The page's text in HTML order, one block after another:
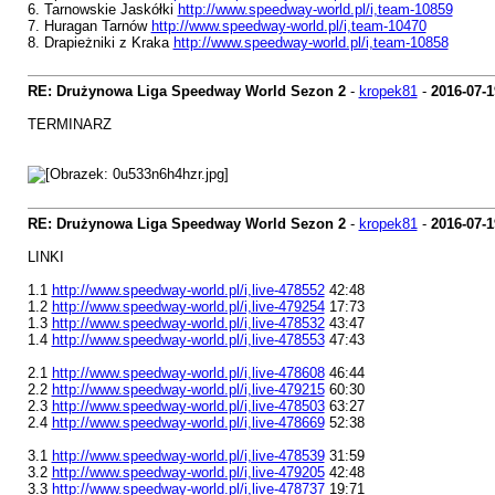
6. Tarnowskie Jaskółki http://www.speedway-world.pl/i,team-10859
7. Huragan Tarnów http://www.speedway-world.pl/i,team-10470
8. Drapieżniki z Kraka http://www.speedway-world.pl/i,team-10858
RE: Drużynowa Liga Speedway World Sezon 2- kropek81- 2016-07-
TERMINARZ
RE: Drużynowa Liga Speedway World Sezon 2- kropek81- 2016-07-
LINKI
1.1 http://www.speedway-world.pl/i,live-47855242:48
1.2 http://www.speedway-world.pl/i,live-47925417:73
1.3 http://www.speedway-world.pl/i,live-47853243:47
1.4 http://www.speedway-world.pl/i,live-47855347:43
2.1 http://www.speedway-world.pl/i,live-47860846:44
2.2 http://www.speedway-world.pl/i,live-47921560:30
2.3 http://www.speedway-world.pl/i,live-47850363:27
2.4 http://www.speedway-world.pl/i,live-47866952:38
3.1 http://www.speedway-world.pl/i,live-47853931:59
3.2 http://www.speedway-world.pl/i,live-47920542:48
3.3 http://www.speedway-world.pl/i,live-47873719:71